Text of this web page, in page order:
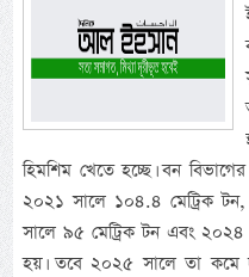
হিমশিম খেতে হচ্ছে। বন
২০২১ সালে ১০৪.৪ মেট্রিক
সালে ৯৫ মেট্রিক টন এবং
হয়। তবে ২০২৫ সালে তা কমে